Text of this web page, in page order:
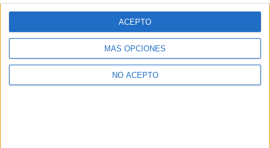
MÁS OPCIONES
NO ACEPTO
ACEPTO
Tel: 915 770 265
Principales cifras